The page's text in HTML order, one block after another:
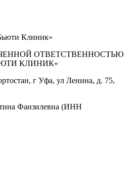
Клиник»
ОТВЕТСТВЕННОСТЬЮ
КЛИНИК»
г Уфа, ул Ленина, д. 75,
Фанзилевна (ИНН